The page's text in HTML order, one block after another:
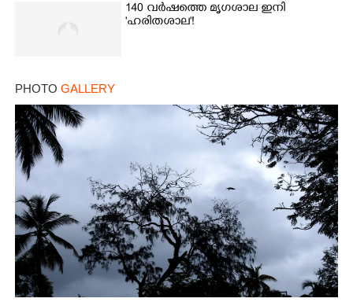
140 വർഷത്തെ മൃഗശാല ഇനി
'ഹരിതശാല'!
PHOTO GALLERY